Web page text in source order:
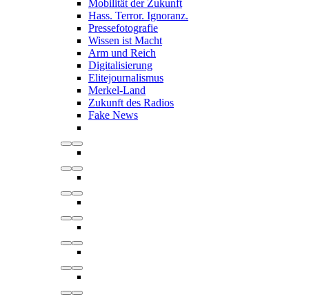
Mobilität der Zukunft
Hass. Terror. Ignoranz.
Pressefotografie
Wissen ist Macht
Arm und Reich
Digitalisierung
Elitejournalismus
Merkel-Land
Zukunft des Radios
Fake News